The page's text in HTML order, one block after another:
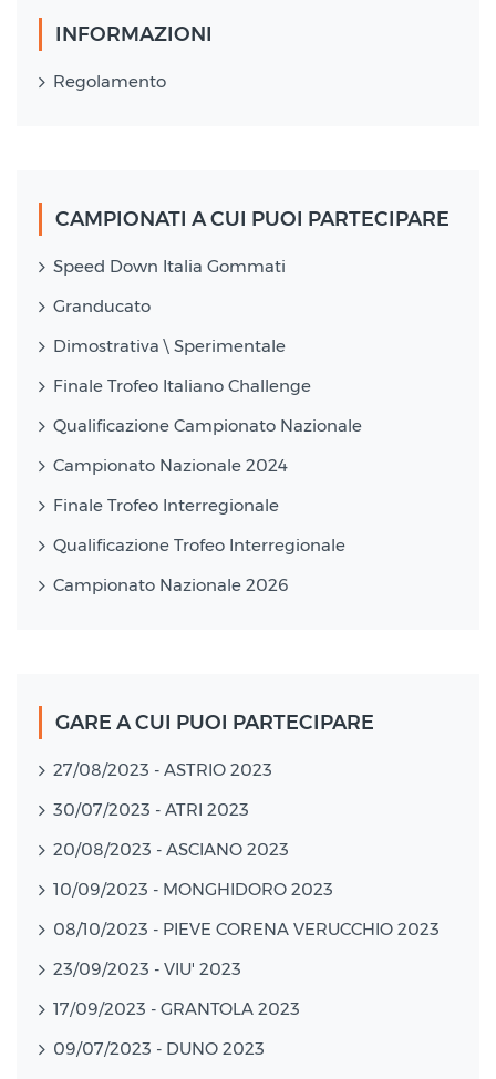
INFORMAZIONI
Regolamento
CAMPIONATI A CUI PUOI PARTECIPARE
Speed Down Italia Gommati
Granducato
Dimostrativa \ Sperimentale
Finale Trofeo Italiano Challenge
Qualificazione Campionato Nazionale
Campionato Nazionale 2024
Finale Trofeo Interregionale
Qualificazione Trofeo Interregionale
Campionato Nazionale 2026
GARE A CUI PUOI PARTECIPARE
27/08/2023 - ASTRIO 2023
30/07/2023 - ATRI 2023
20/08/2023 - ASCIANO 2023
10/09/2023 - MONGHIDORO 2023
08/10/2023 - PIEVE CORENA VERUCCHIO 2023
23/09/2023 - VIU' 2023
17/09/2023 - GRANTOLA 2023
09/07/2023 - DUNO 2023